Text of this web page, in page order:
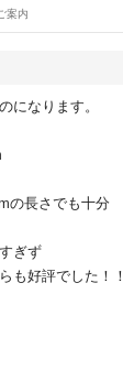
案内
になります。
の長さでも十分
ぎず
も好評でした！！